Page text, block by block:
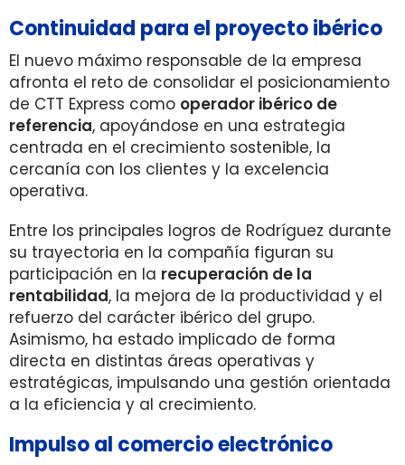
Continuidad para el proyecto ibérico
El nuevo máximo responsable de la empresa
afronta el reto de consolidar el posicionamiento
de CTT Express como operador ibérico de
referencia, apoyándose en una estrategia
centrada en el crecimiento sostenible, la
cercanía con los clientes y la excelencia
operativa.
Entre los principales logros de Rodríguez durante
su trayectoria en la compañía figuran su
participación en la recuperación de la
rentabilidad, la mejora de la productividad y el
refuerzo del carácter ibérico del grupo.
Asimismo, ha estado implicado de forma
directa en distintas áreas operativas y
estratégicas, impulsando una gestión orientada
a la eficiencia y al crecimiento.
Impulso al comercio electrónico